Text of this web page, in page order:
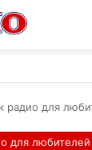
радио для
для